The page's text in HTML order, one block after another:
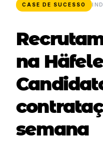
CASE DE SUCESSO
na
semana